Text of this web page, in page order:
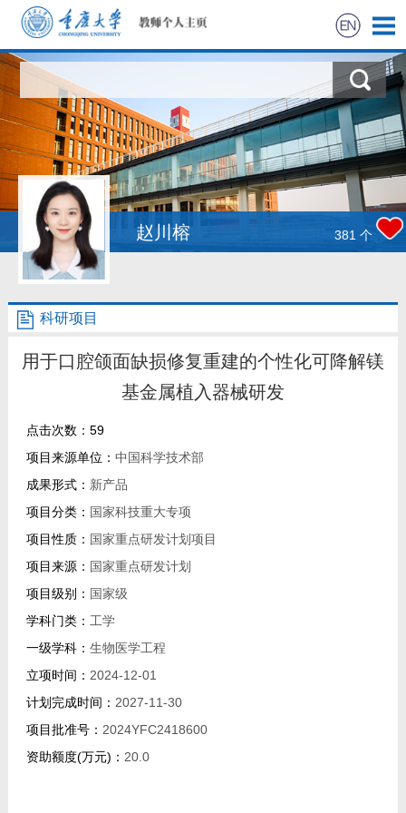
首页
科学研究
教学研究
获奖信息
社会实践
招生信息
学生信息
教师博客
赵川榕 381 个
科研项目
用于口腔颌面缺损修复重建的个性化可降解镁
基金属植入器械研发
点击次数： 59
项目来源单位： 中国科学技术部
成果形式： 新产品
项目分类： 国家科技重大专项
项目性质： 国家重点研发计划项目
项目来源： 国家重点研发计划
项目级别： 国家级
学科门类： 工学
一级学科： 生物医学工程
立项时间： 2024-12-01
计划完成时间： 2027-11-30
项目批准号： 2024YFC2418600
资助额度(万元)： 20.0